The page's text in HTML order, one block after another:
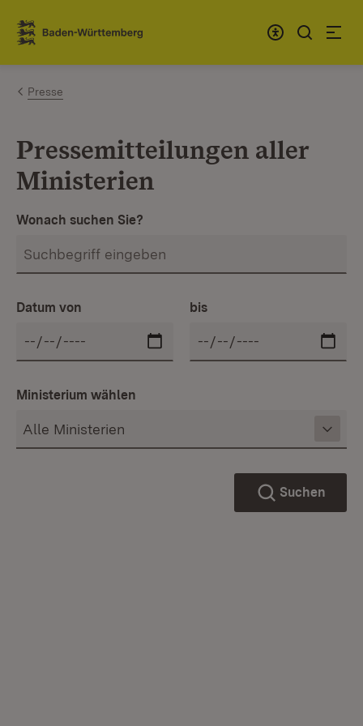
Zum Inhalt springen
Link zur Startseite
Presse
Pressemitteilungen aller
Ministerien
Wonach suchen Sie?
Datum von bis
Ministerium wählen
Suchen